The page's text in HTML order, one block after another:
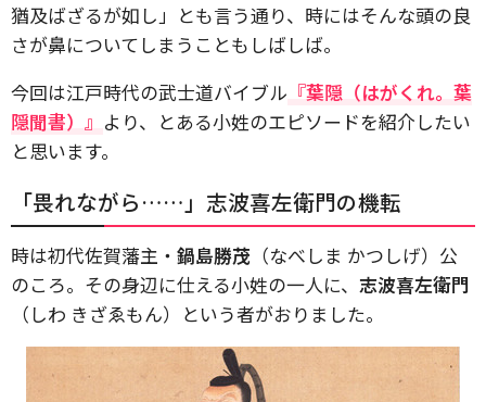
猶及ばざるが如し」とも言う通り、時にはそんな頭の良
さが鼻についてしまうこともしばしば。
今回は江戸時代の武士道バイブル 『葉隠（はがくれ。葉
隠聞書）』 より、とある小姓のエピソードを紹介したい
と思います。
「畏れながら……」志波喜左衛門の機転
時は初代佐賀藩主・ 鍋島勝茂 （なべしま かつしげ）公
のころ。その身辺に仕える小姓の一人に、 志波喜左衛門
（しわ きざゑもん）という者がおりました。